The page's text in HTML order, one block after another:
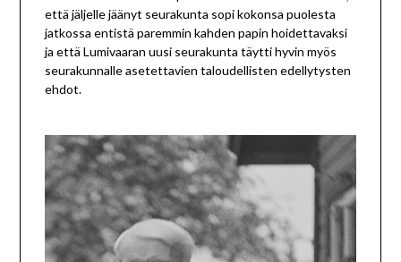
että jäljelle jäänyt seurakunta sopi kokonsa puolesta
jatkossa entistä paremmin kahden papin hoidettavaksi
ja että Lumivaaran uusi seurakunta täytti hyvin myös
seurakunnalle asetettavien taloudellisten edellytysten
ehdot.